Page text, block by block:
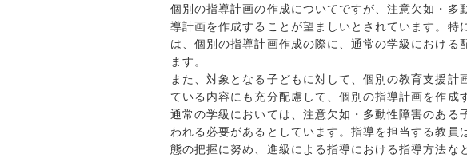
個別の指導計画の作成についてですが、注意欠如・
導計画を作成することが望ましいとされています。特
は、個別の指導計画作成の際に、通常の学級におけ
ます。
また、対象となる子どもに対して、個別の教育支援
ている内容にも充分配慮して、個別の指導計画を作成
通常の学級においては、注意欠如・多動性障害のあ
われる必要があるとしています。指導を担当する教
態の把握に努め、進級による指導における指導方法な